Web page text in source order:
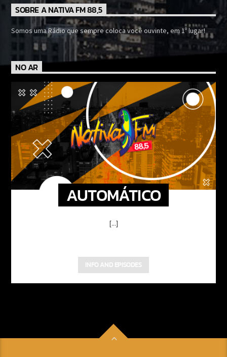
SOBRE A NATIVA FM 88,5
Somos uma Rádio que sempre coloca você ouvinte, em 1º lugar!
NO AR
AUTOMÁTICO
[...]
INFO AND EPISODES